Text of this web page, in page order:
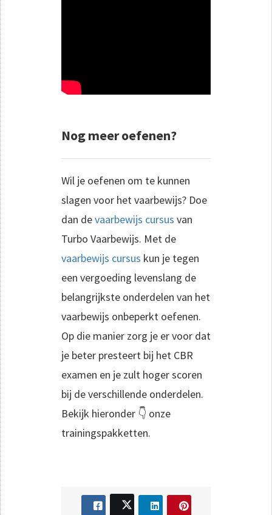
Nog meer oefenen?
Wil je oefenen om te kunnen
slagen voor het vaarbewijs? Doe
dan devaarbewijs cursus van
Turbo Vaarbewijs. Met de
vaarbewijs cursus kun je tegen
een vergoeding levenslang de
belangrijkste onderdelen van het
vaarbewijs onbeperkt oefenen.
Op die manier zorg je er voor dat
je beter presteert bij het CBR
examen en je zult hoger scoren
bij de verschillende onderdelen.
Bekijk hieronder 👇 onze
trainingspakketten.